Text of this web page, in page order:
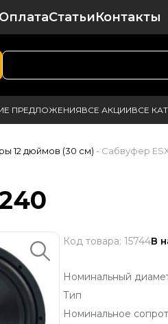
ОплатаСтатьиКонтакты
ПРЕДЛОЖЕНИЯВСЕ АКЦИИВСЕ
12 дюймов (30 см) - Сабвуфер
Код товара: 15744В
Номинальный
Тип
Номинальное